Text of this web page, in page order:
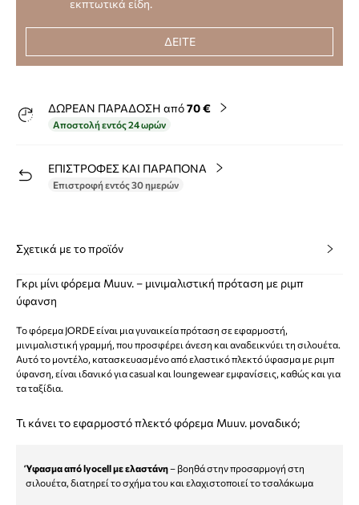
εκπτωτικά είδη.
ΔΕΙΤΕ
ΔΩΡΕΑΝ ΠΑΡΑΔΟΣΗ από70 €
Αποστολή εντός 24 ωρών
ΕΠΙΣΤΡΟΦΕΣ ΚΑΙ ΠΑΡΑΠΟΝΑ
Επιστροφή εντός 30 ημερών
Σχετικά με το προϊόν
Γκρι μίνι φόρεμα Muuv. – μινιμαλιστική πρόταση με ριμπ
ύφανση
Το φόρεμα JORDE είναι μια γυναικεία πρόταση σε εφαρμοστή,
μινιμαλιστική γραμμή, που προσφέρει άνεση και αναδεικνύει τη σιλουέτα.
Αυτό το μοντέλο, κατασκευασμένο από ελαστικό πλεκτό ύφασμα με ριμπ
ύφανση, είναι ιδανικό για casual και loungewear εμφανίσεις, καθώς και για
τα ταξίδια.
Τι κάνει το εφαρμοστό πλεκτό φόρεμα Muuv. μοναδικό;
Ύφασμα από lyocell με ελαστάνη– βοηθά στην προσαρμογή στη
σιλουέτα, διατηρεί το σχήμα του και ελαχιστοποιεί το τσαλάκωμα